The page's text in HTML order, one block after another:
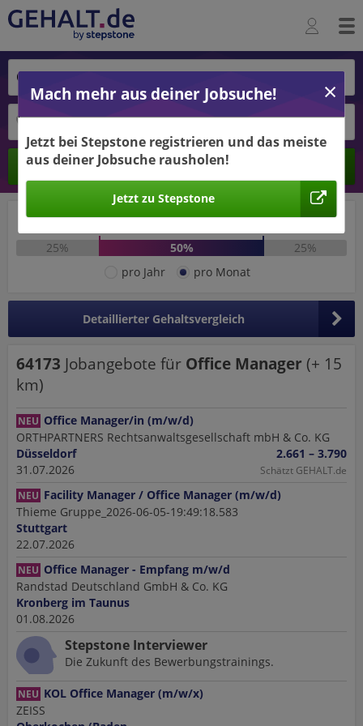
Ergebnisse verbessern -
jetzt Ort hinzufügen!
Berechnen
2.798 € 4.332 €
25% 50%
25%
pro Jahr
pro Monat
Detaillierter Gehaltsvergleich
64173 Jobangebote für Office Manager (+ 15
km)
NEU Office Manager/in (m/w/d)
ORTHPARTNERS Rechtsanwaltsgesellschaft mbH & Co. KG
Düsseldorf
31.07.2026
2.661 – 3.790
Schätzt GEHALT.de
NEU Facility Manager / Office Manager (m/w/d)
Thieme Gruppe_2026-06-05-19:49:18.583
Stuttgart
22.07.2026
NEU Office Manager - Empfang m/w/d
Randstad Deutschland GmbH & Co. KG
Kronberg im Taunus
01.08.2026
Stepstone Interviewer
Die Zukunft des Bewerbungstrainings.
NEU KOL Office Manager (m/w/x)
ZEISS
Mach mehr aus deiner Jobsuche!
Jetzt bei Stepstone registrieren und das meiste
aus deiner Jobsuche rausholen!
Jetzt zu Stepstone